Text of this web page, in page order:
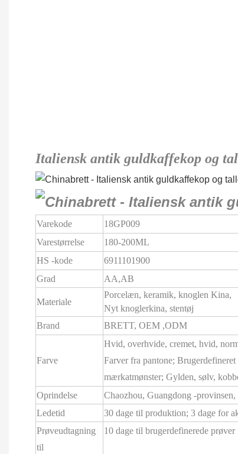
Italiensk antik guldkaffekop og
Varekode
18GP009
Varestørrelse
180-200ML
HS -kode
6911101900
Grad
AA,AB
Materiale
Porcelæn, keramik, knoglen Kina,
Nyt knoglerkina, stentøj
Brand
BRETT, OEM ,ODM
Farve
Hvid, overhvide, cremet, hvid,
Farver fra pantone;
mærkatmønster; Gylden, sølv,
Oprindelse
Chaozhou, Guangdong -
Ledetid
30 dage til produktion; 3 dage for
Prøveudtagning
til
10 dage til brugerdefinerede prøver